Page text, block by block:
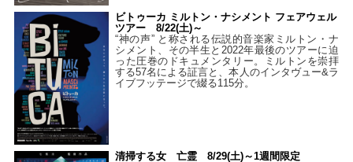
ビトゥーカ ミルトン・ナシメント フェアウェル
ツアー 8/22(土)～
“神の声” と称される伝説的音楽家ミルトン・ナ
シメント、その半生と2022年最後のツアーに迫
った圧巻のドキュメンタリー。ミルトンを崇拝
する57名による証言と、本人のインタヴュー&ラ
イブフッテージで綴る115分。
清掃する女 亡霊 8/29(土)～1週間限定